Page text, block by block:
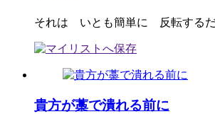
それは いとも簡単に 反転するだ
貴方が藁で潰れる前に